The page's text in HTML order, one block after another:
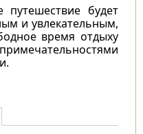
будет
и увлекательным,
время отдыху